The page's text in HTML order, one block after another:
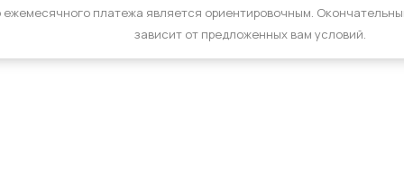
ежемесячного платежа является ориентировочным.
зависит от предложенных вам условий.